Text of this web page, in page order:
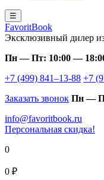
☰
FavoritBook
Эксклюзивный дилер
Пн — Пт: 10:00 —
+7 (499) 841–13-88 +7
Заказать звонок Пн —
info@favoritbook.ru
Персональная скидка!
0
0 ₽